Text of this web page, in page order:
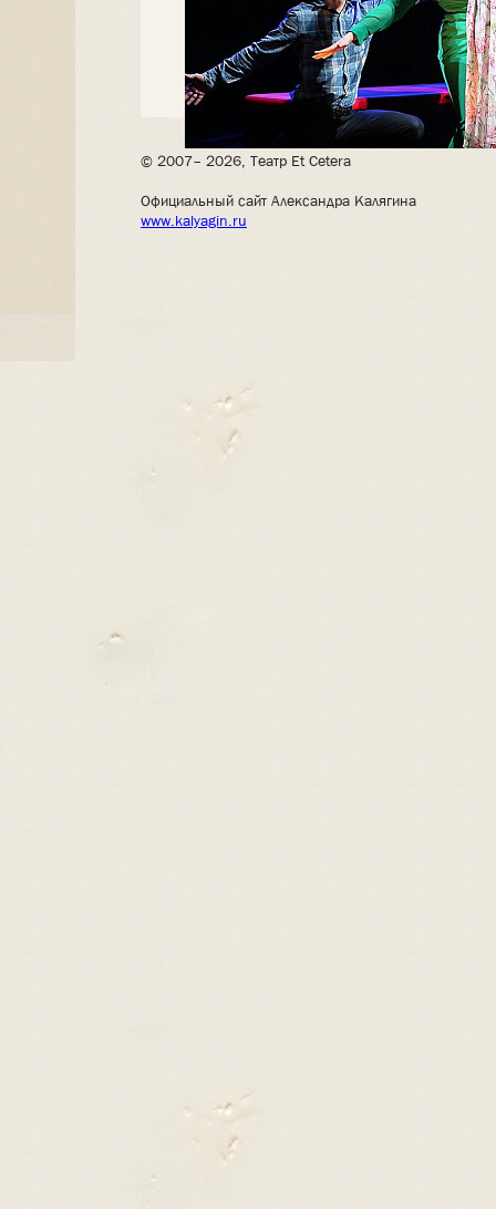
© 2007– 2026, Театр Et Cetera
Официальный сайт Александра Калягина
www.kalyagin.ru